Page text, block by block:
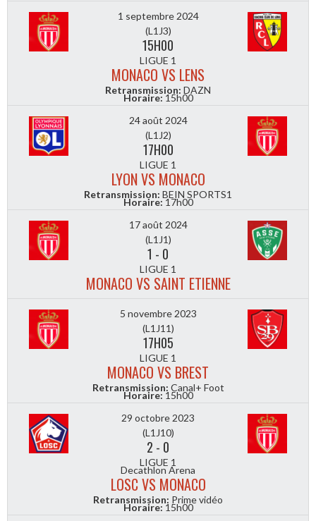
1 septembre 2024
(L1J3)
15H00
LIGUE 1
MONACO VS LENS
Retransmission: DAZN
Horaire:15h00
24 août 2024
(L1J2)
17H00
LIGUE 1
LYON VS MONACO
Retransmission: BEIN SPORTS1
Horaire:17h00
17 août 2024
(L1J1)
1 - 0
LIGUE 1
MONACO VS SAINT ETIENNE
5 novembre 2023
(L1J11)
17H05
LIGUE 1
MONACO VS BREST
Retransmission: Canal+ Foot
Horaire:15h00
29 octobre 2023
(L1J10)
2 - 0
LIGUE 1
Decathlon Arena
LOSC VS MONACO
Retransmission: Prime vidéo
Horaire:15h00